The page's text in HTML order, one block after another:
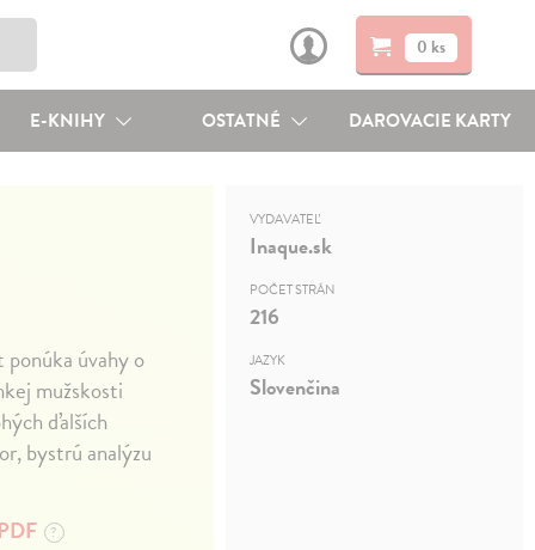
0 ks
E-KNIHY OSTATNÉ DAROVACIE KARTY
úvahy o
mužskosti
ďalších
bystrú analýzu
?
VYDAVATEĽ
Inaque.sk
POČET STRÁN
216
JAZYK
Slovenčina